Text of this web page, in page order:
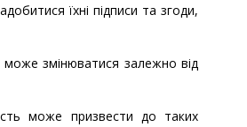
їхні підписи та згоди,
змінюватися залежно від
може призвести до таких